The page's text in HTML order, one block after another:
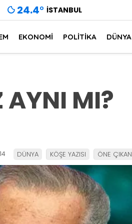
24.4° İSTANBUL
EKONOMİ POLİTİKA DÜNYA
AYNI MI?
DÜNYA KÖŞE YAZISI ÖNE ÇIKAN